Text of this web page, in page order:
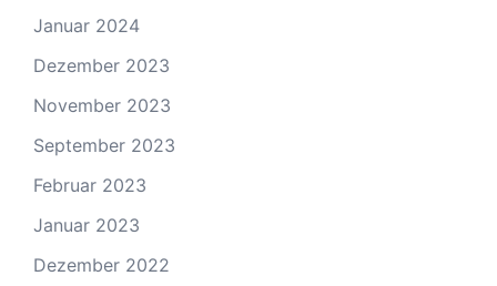
Januar 2024
Dezember 2023
November 2023
September 2023
Februar 2023
Januar 2023
Dezember 2022